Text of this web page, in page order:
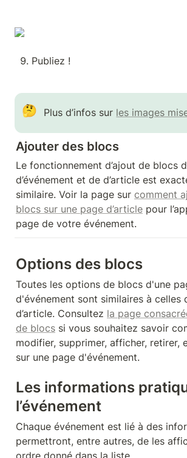
Publiez !
🤔 Plus d’infos sur les images
Ajouter des blocs
Le fonctionnement d’ajout de blocs
d’événement et de d’article est
similaire. Voir la page sur comment
blocs sur une page d’article pour
page de votre événement.
Options des blocs
Toutes les options de blocs d'une
d'événement sont similaires à celles
d’article. Consultez la page
de blocs si vous souhaitez savoir
modifier, supprimer, afficher, retirer,
sur une page d'événement.
Les informations
l’événement
Chaque événement est lié à des
permettront, entre autres, de les
ordre donné dans la liste.